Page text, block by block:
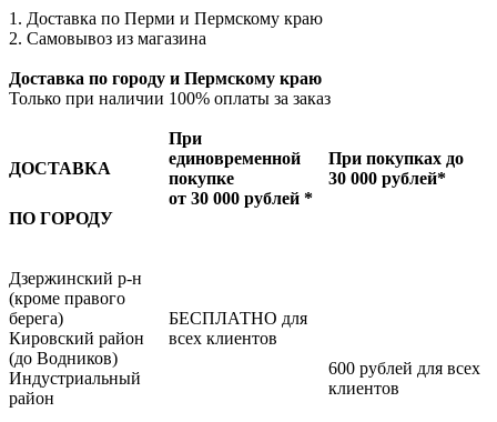
1. Доставка по Перми и Пермскому краю
2. Самовывоз из магазина
Доставка по городу и Пермскому краю
Только при наличии 100% оплаты за заказ
ДОСТАВКА
При
единовременной
покупке
от 30 000 рублей *
При покупках до
30 000 рублей*
ПО ГОРОДУ
Дзержинский р-н
(кроме правого
берега)
Кировский район
(до Водников)
Индустриальный
район
БЕСПЛАТНО для
всех клиентов
600 рублей для всех
клиентов